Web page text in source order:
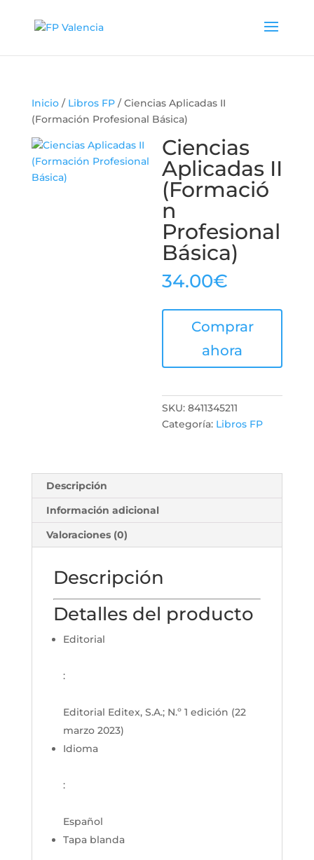
Inicio/ Libros FP/ Ciencias Aplicadas II
(Formación Profesional Básica)
Ciencias
Aplicadas II
(Formació
n
Profesional
Básica)
34.00€
Comprar
ahora
SKU:8411345211
Categoría: Libros FP
Descripción
Información adicional
Valoraciones (0)
Descripción
Detalles del producto
Editorial
:
Editorial Editex, S.A.; N.º 1 edición (22
marzo 2023)
Idioma
:
Español
Tapa blanda